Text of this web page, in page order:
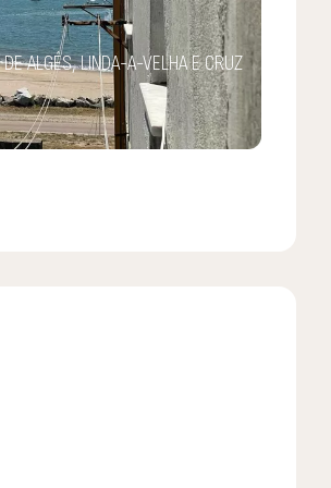
ALGÉS, LINDA-A-VELHA E CRUZ